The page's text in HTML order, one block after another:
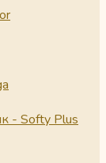
- Softy Plus